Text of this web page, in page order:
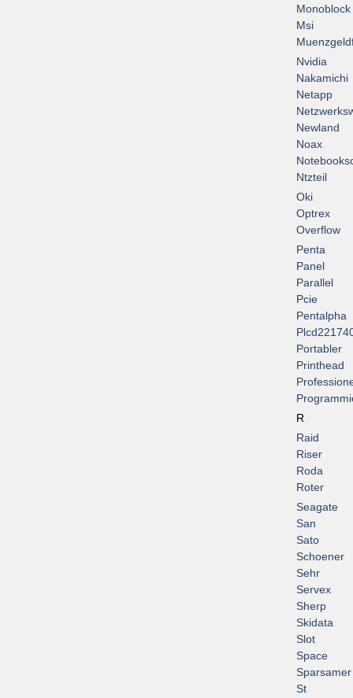
Monoblock
Msi
Nvidia
Nakamichi
Netapp
Newland
Noax
Ntzteil
Oki
Optrex
Overflow
Penta
Panel
Parallel
Pcie
Pentalpha
Portabler
Printhead
R
Raid
Riser
Roda
Roter
Seagate
San
Sato
Schoener
Sehr
Servex
Sherp
Skidata
Slot
Space
Sparsamer
St